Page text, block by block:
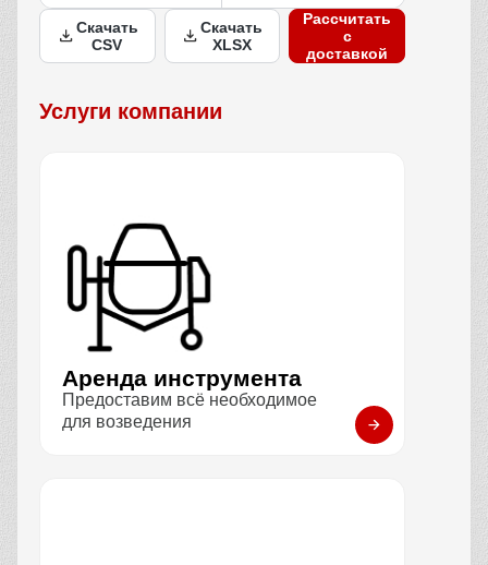
Скачать
CSV
Скачать
XLSX
Рассчитать
с
доставкой
Услуги компании
Аренда инструмента
Предоставим всё необходимое
для возведения